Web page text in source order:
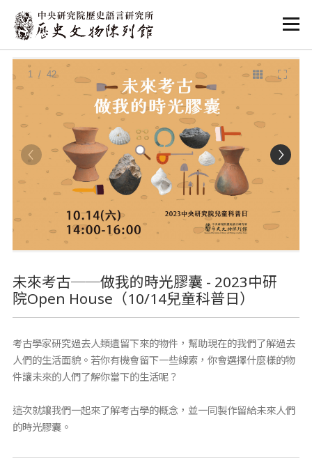
:::
:::
1/ 42
未來考古──做我的時光膠囊 - 2023中研
院Open House（10/14兒童科普日）
考古學家研究過去人類遺留下來的物件，幫助現在的我們了解過去
人們的生活面貌。若你有機會留下一些線索，你會選擇什麼樣的物
件讓未來的人們了解你當下的生活呢？
這次就讓我們一起來了解考古學的概念，並一同製作留給未來人們
的時光膠囊。